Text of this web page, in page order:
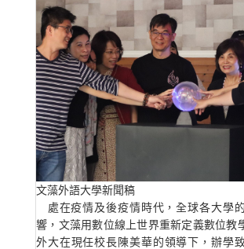
文藻外
處在疫情及後疫情時代，全球各大學
響，文藻用數位線上世界重新定義數位教
外大在現任校長陳美華的領導下，辦學